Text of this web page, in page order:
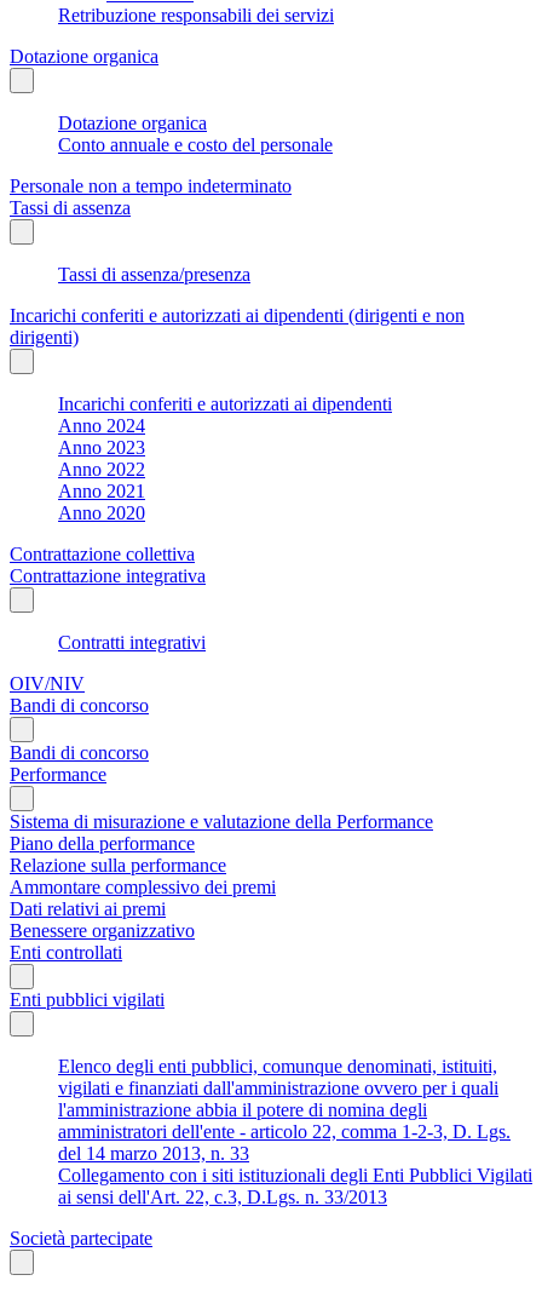
Retribuzione responsabili dei servizi
Dotazione organica
Dotazione organica
Conto annuale e costo del personale
Personale non a tempo indeterminato
Tassi di assenza
Tassi di assenza/presenza
Incarichi conferiti e autorizzati ai dipendenti (dirigenti e non
dirigenti)
Incarichi conferiti e autorizzati ai dipendenti
Anno 2024
Anno 2023
Anno 2022
Anno 2021
Anno 2020
Contrattazione collettiva
Contrattazione integrativa
Contratti integrativi
OIV/NIV
Bandi di concorso
Bandi di concorso
Performance
Sistema di misurazione e valutazione della Performance
Piano della performance
Relazione sulla performance
Ammontare complessivo dei premi
Dati relativi ai premi
Benessere organizzativo
Enti controllati
Enti pubblici vigilati
Elenco degli enti pubblici, comunque denominati, istituiti,
vigilati e finanziati dall'amministrazione ovvero per i quali
l'amministrazione abbia il potere di nomina degli
amministratori dell'ente - articolo 22, comma 1-2-3, D. Lgs.
del 14 marzo 2013, n. 33
Collegamento con i siti istituzionali degli Enti Pubblici Vigilati
ai sensi dell'Art. 22, c.3, D.Lgs. n. 33/2013
Società partecipate